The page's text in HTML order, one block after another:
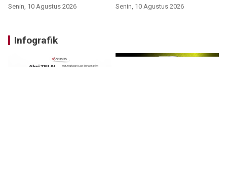
Senin, 10 Agustus 2026 Senin, 10 Agustus 2026
Infografik